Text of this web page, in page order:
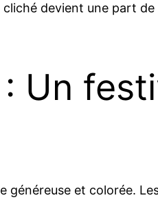
devient une part
Un
et colorée.